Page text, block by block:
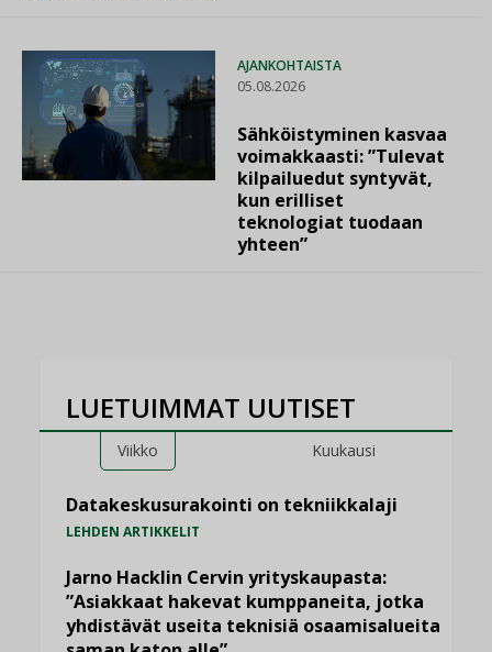
AJANKOHTAISTA
05.08.2026
Sähköistyminen kasvaa
voimakkaasti: ”Tulevat
kilpailuedut syntyvät,
kun erilliset
teknologiat tuodaan
yhteen”
LUETUIMMAT UUTISET
Viikko Kuukausi
Datakeskusurakointi on tekniikkalaji
LEHDEN ARTIKKELIT
Jarno Hacklin Cervin yrityskaupasta:
”Asiakkaat hakevat kumppaneita, jotka
yhdistävät useita teknisiä osaamisalueita